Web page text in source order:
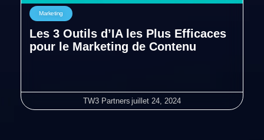
Marketing
Les 3 Outils d’IA les Plus Efficaces
pour le Marketing de Contenu
TW3 Partners juillet 24, 2024